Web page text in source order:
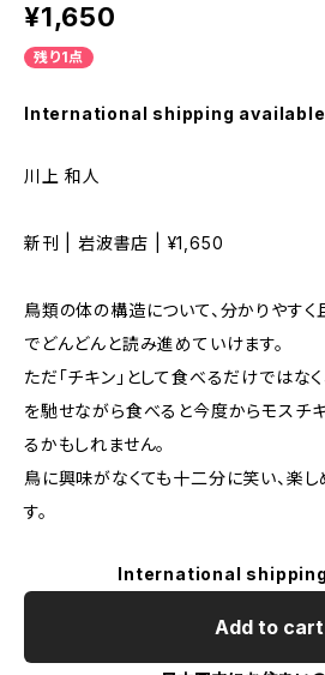
¥1,650
残り1点
International shipping available
川上 和人
新刊 | 岩波書店 | ¥1,650
鳥類の体の構造について、分かりやす
でどんどんと読み進めていけます。
ただ「チキン」として食べるだけではな
を馳せながら食べると今度からモスチ
るかもしれません。
鳥に興味がなくても十二分に笑い、楽
す。
International
Add to cart